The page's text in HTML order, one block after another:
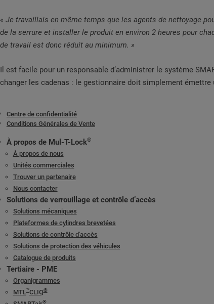
« Je travaillais en même temps que les agents de nettoyage
de la serrure et installer le produit en environ 2 heures pour
de travail est donc réduit au minimum. »
Il est facile pour un responsable d’administrer le système
changer les cadenas : le gestionnaire doit simplement
Centre de confidentialité
Conditions Générales de Vente
À propos de Mul-T-Lock®
À propos de nous
Unités commerciales
Trouver un partenaire
Nous contacter
Solutions de verrouillage et contrôle d’accès
Solutions mécaniques
Plateformes de cylindres brevetées
Solutions de contrôle d'accès
Solutions de protection des véhicules
Catalogue de produits
Tertiaire - PME
Organigrammes
MTL™CLIQ®
®